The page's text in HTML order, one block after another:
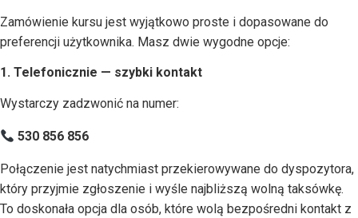
Zamówienie kursu jest wyjątkowo proste i dopasowane do
preferencji użytkownika. Masz dwie wygodne opcje:
1. Telefonicznie — szybki kontakt
Wystarczy zadzwonić na numer:
530 856 856
Połączenie jest natychmiast przekierowywane do dyspozytora,
który przyjmie zgłoszenie i wyśle najbliższą wolną taksówkę.
To doskonała opcja dla osób, które wolą bezpośredni kontakt z